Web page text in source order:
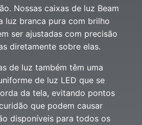
Nossas caixas de luz Beam
luz branca pura com brilho
ser ajustadas com precisão
diretamente sobre elas.
de luz também têm uma
de luz LED que se
da tela, evitando pontos
que podem causar
disponíveis para todos os